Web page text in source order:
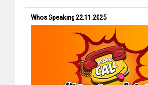
Whos Speaking 22.11.2025